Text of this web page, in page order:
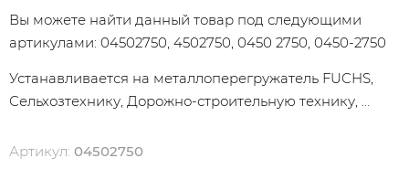
Вы можете найти данный товар под следующими
артикулами: 04502750, 4502750, 0450 2750, 0450-2750
Устанавливается на металлоперегружатель FUCHS,
Сельхозтехнику, Дорожно-строительную технику, ...
Артикул: 04502750